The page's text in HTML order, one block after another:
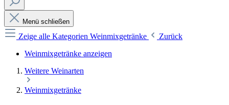
Menü schließen
Zeige alle Kategorien Weinmixgetränke
Zurück
Weinmixgetränke anzeigen
Weitere Weinarten
Weinmixgetränke